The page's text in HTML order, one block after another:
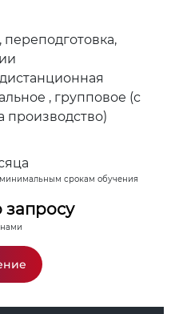
, групповое (с
производство)
минимальным срокам обучения
запросу